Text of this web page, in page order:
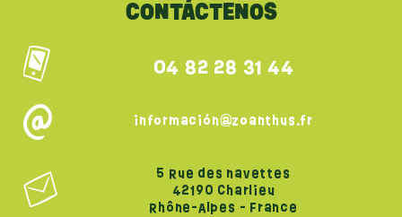
CONTÁCTENOS
04 82 28 31 44
información@zoanthus.fr
5 Rue des navettes
42190 Charlieu
Rhône-Alpes - France